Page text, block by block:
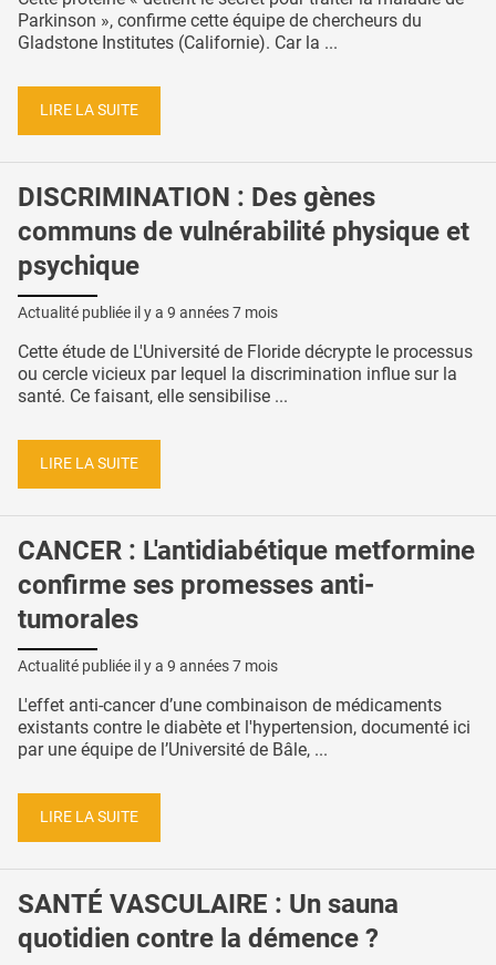
Parkinson », confirme cette équipe de chercheurs du
Gladstone Institutes (Californie). Car la ...
LIRE LA SUITE
DISCRIMINATION : Des gènes
communs de vulnérabilité physique et
psychique
Actualité publiée il y a 9 années 7 mois
Cette étude de L'Université de Floride décrypte le processus
ou cercle vicieux par lequel la discrimination influe sur la
santé. Ce faisant, elle sensibilise ...
LIRE LA SUITE
CANCER : L'antidiabétique metformine
confirme ses promesses anti-
tumorales
Actualité publiée il y a 9 années 7 mois
L'effet anti-cancer d’une combinaison de médicaments
existants contre le diabète et l'hypertension, documenté ici
par une équipe de l’Université de Bâle, ...
LIRE LA SUITE
SANTÉ VASCULAIRE : Un sauna
quotidien contre la démence ?